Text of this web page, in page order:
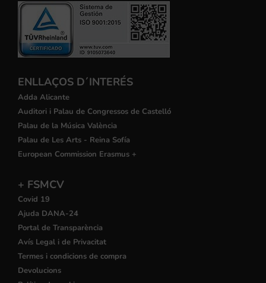
ENLLAÇOS D´INTERÉS
Adda Alicante
Auditori i Palau de Congressos de Castelló
Palau de la Música València
Palau de Les Arts - Reina Sofía
European Commission Erasmus +
+ FSMCV
Covid 19
Ajuda DANA-24
Portal de Transparència
Avís Legal i de Privacitat
Termes i condicions de compra
Devolucions